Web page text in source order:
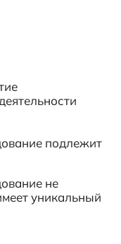
подлежит
не
уникальный